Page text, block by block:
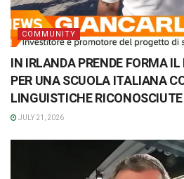
COMMUNITY
IN IRLANDA PRENDE FORMA
PER UNA SCUOLA ITALIANA
LINGUISTICHE RICONOSCIUTE
JULY 21, 2026